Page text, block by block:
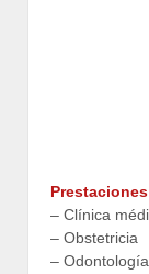
– Clínica
– Obstetricia
– Odontología